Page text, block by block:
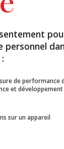
personnel
de performance
et
sur un appareil